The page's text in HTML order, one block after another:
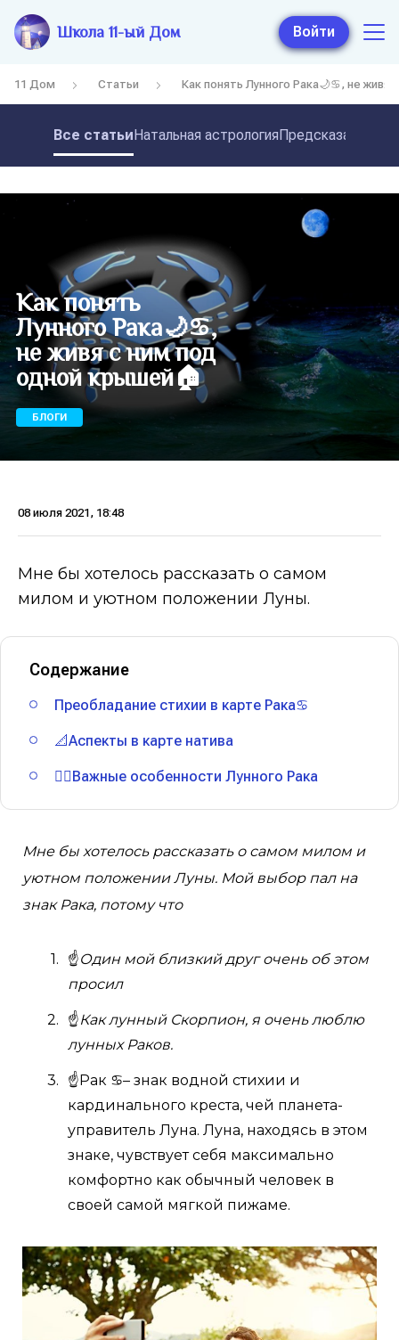
Школа 11-ый Дом Войти
11 Дом Статьи Как понять Лунного Рака🌙♋, не
Все статьиНатальная астрология
Как понять
Лунного Рака🌙♋,
не живя с ним под
одной крышей🏠
БЛОГИ
08 июля 2021, 18:48
Мне бы хотелось рассказать о самом
милом и уютном положении Луны.
Содержание
Преобладание стихии в карте Рака♋
📐Аспекты в карте натива
🙆‍♀️Важные особенности Лунного Рака
Мне бы хотелось рассказать о самом милом и
уютном положении Луны. Мой выбор пал на
знак Рака, потому что
☝Один мой близкий друг очень об этом
просил
☝Как лунный Скорпион, я очень люблю
лунных Раков.
☝Рак ♋– знак водной стихии и
кардинального креста, чей планета-
управитель Луна. Луна, находясь в этом
знаке, чувствует себя максимально
комфортно как обычный человек в
своей самой мягкой пижаме.